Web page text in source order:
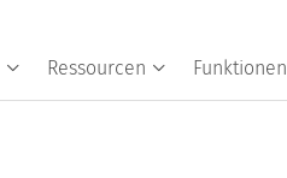
Ressourcen Funktionen